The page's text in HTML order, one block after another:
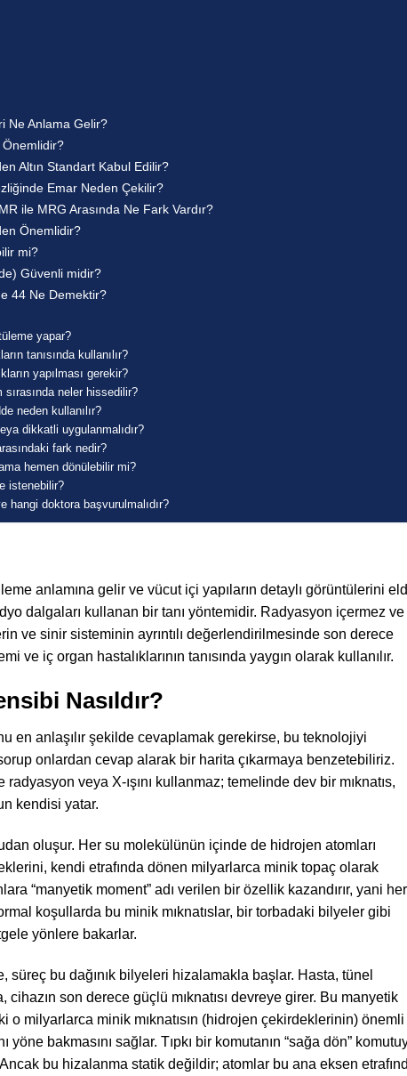
Ne Anlama Gelir?
Önemlidir?
Altın Standart Kabul Edilir?
Emar Neden Çekilir?
ile MRG Arasında Ne Fark Vardır?
Önemlidir?
mi?
Güvenli midir?
44 Ne Demektir?
yapar?
tanısında kullanılır?
yapılması gerekir?
neler hissedilir?
neden kullanılır?
dikkatli uygulanmalıdır?
fark nedir?
hemen dönülebilir mi?
istenebilir?
hangi doktora başvurulmalıdır?
anlamına gelir ve vücut içi yapıların detaylı görüntülerini
dalgaları kullanan bir tanı yöntemidir. Radyasyon içermez ve
ve sinir sisteminin ayrıntılı değerlendirilmesinde son derece
ve iç organ hastalıklarının tanısında yaygın olarak kullanılır.
Nasıldır?
en anlaşılır şekilde cevaplamak gerekirse, bu teknolojiyi
onlardan cevap alarak bir harita çıkarmaya benzetebiliriz.
veya X-ışını kullanmaz; temelinde dev bir mıknatıs,
kendisi yatar.
oluşur. Her su molekülünün içinde de hidrojen atomları
kendi etrafında dönen milyarlarca minik topaç olarak
“manyetik moment” adı verilen bir özellik kazandırır, yani her
koşullarda bu minik mıknatıslar, bir torbadaki bilyeler gibi
yönlere bakarlar.
bu dağınık bilyeleri hizalamakla başlar. Hasta, tünel
cihazın son derece güçlü mıknatısı devreye girer. Bu manyetik
milyarlarca minik mıknatısın (hidrojen çekirdeklerinin) önemli
yöne bakmasını sağlar. Tıpkı bir komutanın “sağa dön”
bu hizalanma statik değildir; atomlar bu ana eksen